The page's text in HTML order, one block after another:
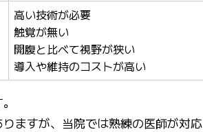
高い技術が必要
触覚が無い
開腹と比べて視野が狭い
導入や維持のコストが高い
ますが、当院では熟練の医師が対応